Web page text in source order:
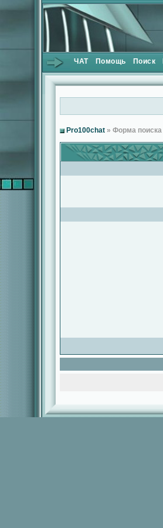
ЧАТ Помощь Поиск
Pro100chat » Форма поиска